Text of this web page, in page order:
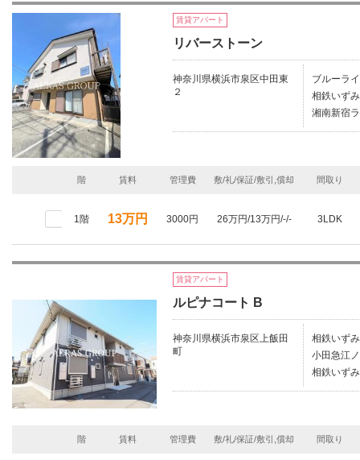
賃貸アパート
リバーストーン
神奈川県横浜市泉区中田東
２
ブルーラ
相鉄いず
湘南新宿
階 賃料 管理費 敷/礼/保証/敷引,償却 間取り
1階 13万円 3000円 26万円/13万円/-/- 3LDK
賃貸アパート
ルピナコート B
神奈川県横浜市泉区上飯田
町
相鉄いず
小田急江
相鉄いず
階 賃料 管理費 敷/礼/保証/敷引,償却 間取り